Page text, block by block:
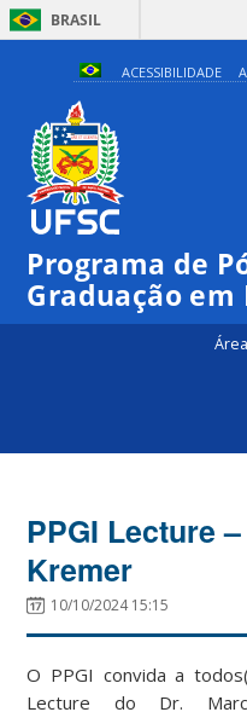
BRASIL
ACESSIBILIDADE
Programa de
Graduação em
PPGI Lecture
Kremer
10/10/2024 15:15
O PPGI convida a
Lecture do Dr.